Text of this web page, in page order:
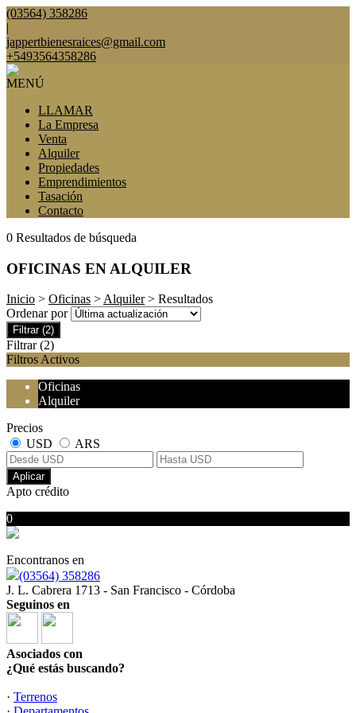
(03564) 358286
|
jappertbienesraices@gmail.com
+5493564358286
MENÚ
LLAMAR
La Empresa
Venta
Alquiler
Propiedades
Emprendimientos
Tasación
Contacto
0 Resultados de búsqueda
OFICINAS EN ALQUILER
Inicio > Oficinas >Alquiler> Resultados
Ordenar por
Filtrar (2)
Filtrar (2)
Filtros Activos
Oficinas
Alquiler
Precios
USD
ARS
Aplicar
Apto crédito
0
Encontranos en
(03564) 358286
J. L. Cabrera 1713 - San Francisco - Córdoba
Seguinos en
Asociados con
¿Qué estás buscando?
· Terrenos